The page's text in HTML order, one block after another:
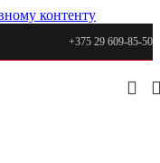
контенту
+375 29 609-85-50